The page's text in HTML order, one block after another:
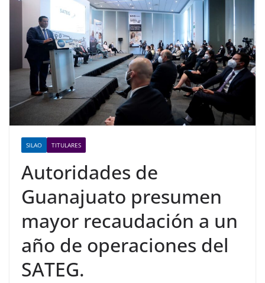
SILAO TITULARES
Autoridades de
Guanajuato presumen
mayor recaudación a un
año de operaciones del
SATEG.